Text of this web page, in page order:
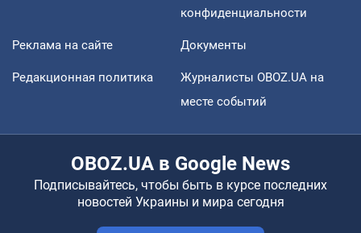
конфиденциальности
Реклама на сайте Документы
Редакционная политика
Журналисты OBOZ.UA на
месте событий
OBOZ.UA в Google News
Подписывайтесь, чтобы быть в курсе последних
новостей Украины и мира сегодня